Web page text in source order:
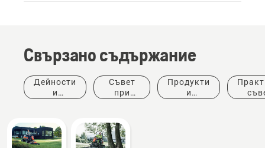
Свързано съдържание
Дейности
и
Съвет
при
Продукти
и